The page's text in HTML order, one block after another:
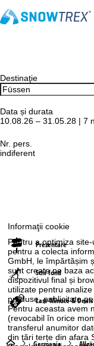
Informaţii cookie
Pentru a optimiza
pentru a colecta
GmbH, le împărtășim
sunt create pe baza
dispozitivul final și
utilizate pentru
produse, publicitate
Pentru aceasta avem
(revocabil în orice
transferul anumitor
din țări terțe din afara
Destinaţie
Data și durata
10.08.26 – 31.05.28 | 7
Nr. pers.
indiferent
Prezentare
Schi fond
Last-Minute & Deals
A Germania